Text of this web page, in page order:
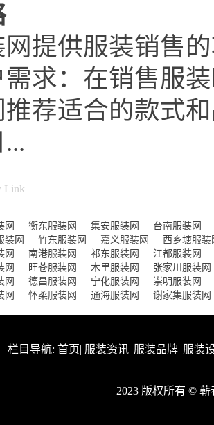
提供服装销售
需求：在销售服
荐适合的款式
Link
网 衡东服装网 集安服装网
台南服装网
装网 竹东服装网 嘉义服装网
西乡塘服装
网 南港服装网 祁东服装网
江都服装网
网 旺苍服装网 木里服装网
张家川服装网
网 德昌服装网 宁化服装网
崇明服装网
网 怀柔服装网 通海服装网 谢家集服装网
栏目导航: 首页| 服装资讯| 服装品牌| 服装
2023 版权所有 ©